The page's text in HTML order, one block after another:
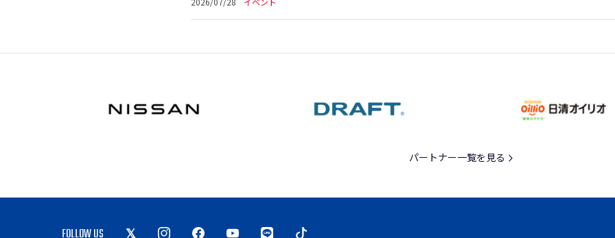
パートナー一覧を見る
FOLLOW US